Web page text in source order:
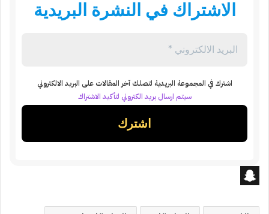
الاشتراك في النشرة البريدية
اشترك في المجموعة البريدية لتصلك آخر المقالات على البريد الالكتروني
سيتم ارسال بريد الكتروني لتأكيد الاشتراك